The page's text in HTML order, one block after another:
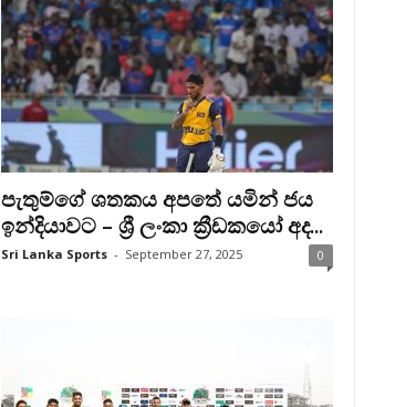
පැතුම්ගේ ශතකය අපතේ යමින් ජය
ඉන්දියාවට – ශ්‍රී ලංකා ක්‍රීඩකයෝ අද...
Sri Lanka Sports - September 27, 2025 0